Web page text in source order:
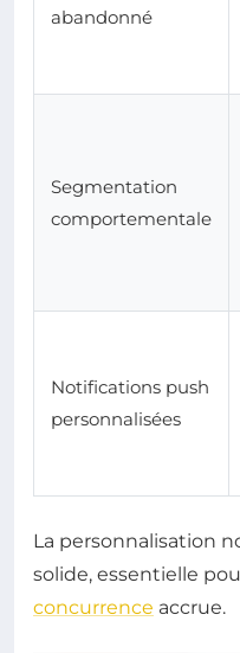
abandonné
Segmentation
comportementale
Notifications push
personnalisées
La personnalisation
solide, essentielle
concurrence accrue.